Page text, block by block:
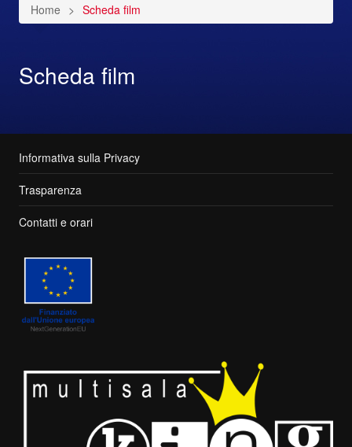
Home Scheda film
Scheda film
Informativa sulla Privacy
Trasparenza
Contatti e orari